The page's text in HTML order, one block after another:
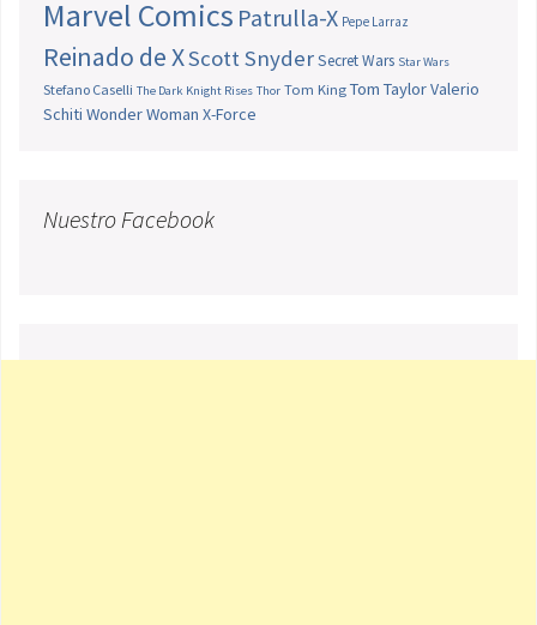
Marvel Comics Patrulla-X Pepe Larraz
Reinado de XScott SnyderSecret Wars Star Wars
Stefano Caselli The Dark Knight Rises Thor Tom King Tom TaylorValerio
Schiti Wonder Woman X-Force
Nuestro Facebook